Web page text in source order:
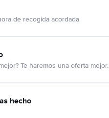
de recogida acordada
Te haremos una oferta mejor.
hecho